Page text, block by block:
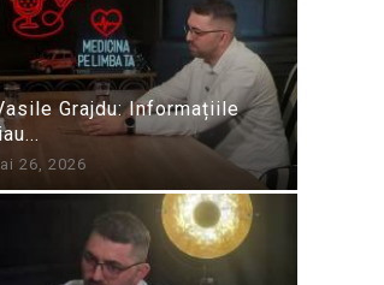
Grajdu: Informațiile
26, 2026